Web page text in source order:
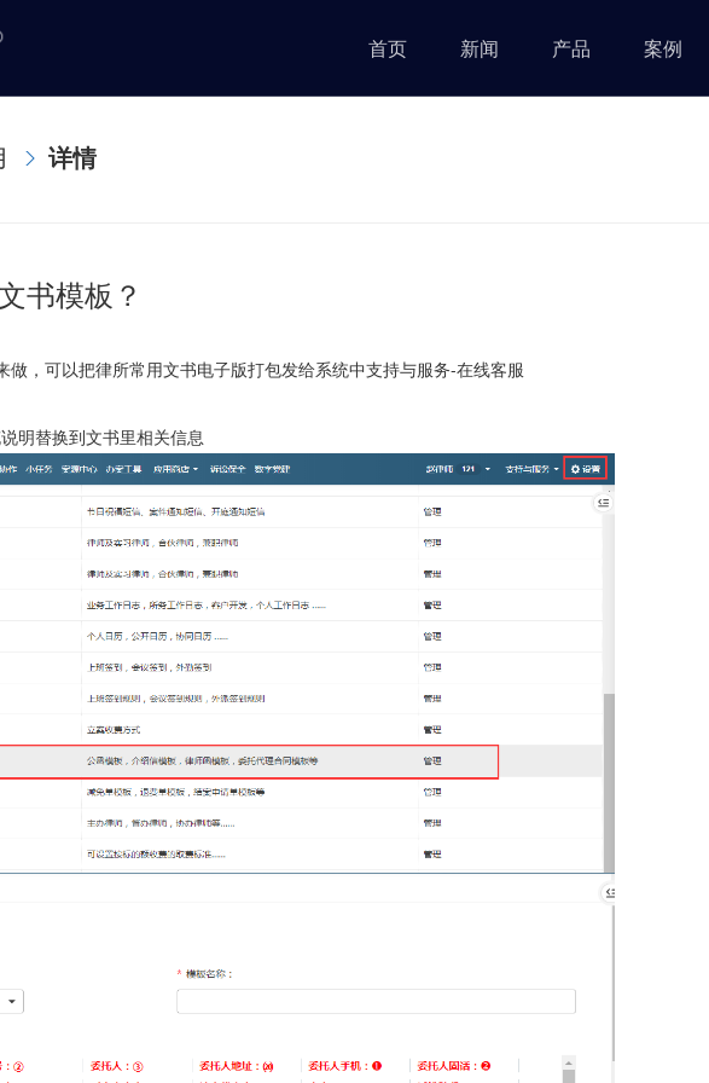
首页 新闻 产品 案例
详情
书模板？
做，可以把律所常用文书电子版打包发给系统中支持与服务-在线客服
明替换到文书里相关信息